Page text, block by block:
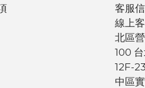
客服
線上
北區
100
12F-23
中區